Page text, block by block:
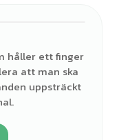
håller ett finger
att man ska
uppsträckt